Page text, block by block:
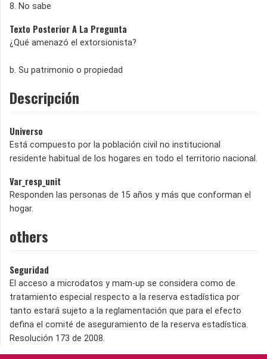
8. No sabe
Texto Posterior A La Pregunta
¿Qué amenazó el extorsionista?
b. Su patrimonio o propiedad
Descripción
Universo
Está compuesto por la población civil no institucional
residente habitual de los hogares en todo el territorio nacional.
Var_resp_unit
Responden las personas de 15 años y más que conforman el
hogar.
others
Seguridad
El acceso a microdatos y mam-up se considera como de
tratamiento especial respecto a la reserva estadística por
tanto estará sujeto a la reglamentación que para el efecto
defina el comité de aseguramiento de la reserva estadística.
Resolución 173 de 2008.